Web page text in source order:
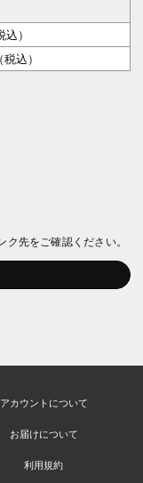
）
込）
先をご確認ください。
アカウントについて
お届けについて
利用規約